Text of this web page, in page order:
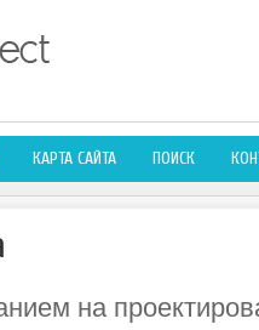
КАРТА САЙТА ПОИСК
на